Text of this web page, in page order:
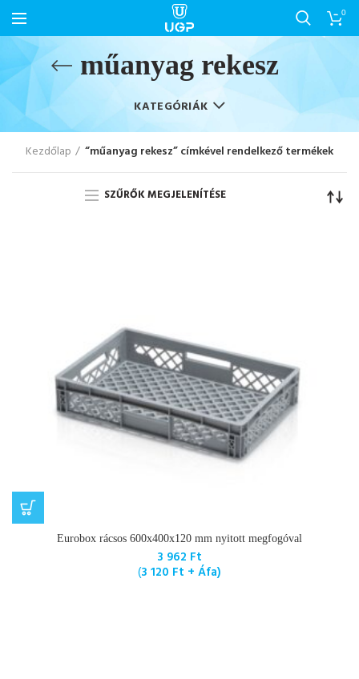
0
műanyag rekesz
KATEGÓRIÁK
Kezdőlap “műanyag rekesz” címkével rendelkező termékek
SZŰRŐK MEGJELENÍTÉSE
Eurobox rácsos 600x400x120 mm nyitott megfogóval
3 962 Ft
(3 120 Ft + Áfa)